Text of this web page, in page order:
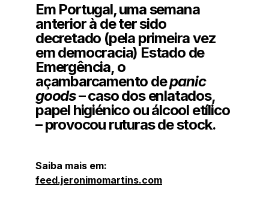
Em Portugal, uma semana
anterior à de ter sido
decretado (pela primeira vez
em democracia) Estado de
Emergência, o
açambarcamento depanic
goods– caso dos enlatados,
papel higiénico ou álcool etílico
– provocou ruturas de stock.
Saiba mais em:
feed.jeronimomartins.com